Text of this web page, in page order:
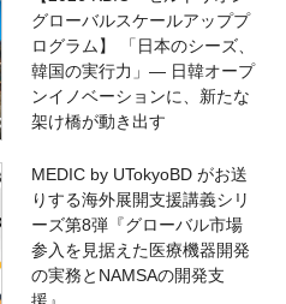
グローバルスケールアッププ
ログラム】 「日本のシーズ、
韓国の実行力」― 日韓オープ
ンイノベーションに、新たな
架け橋が動き出す
MEDIC by UTokyoBD がお送
りする海外展開支援講義シリ
ーズ第8弾『グローバル市場
参入を見据えた医療機器開発
の実務とNAMSAの開発支